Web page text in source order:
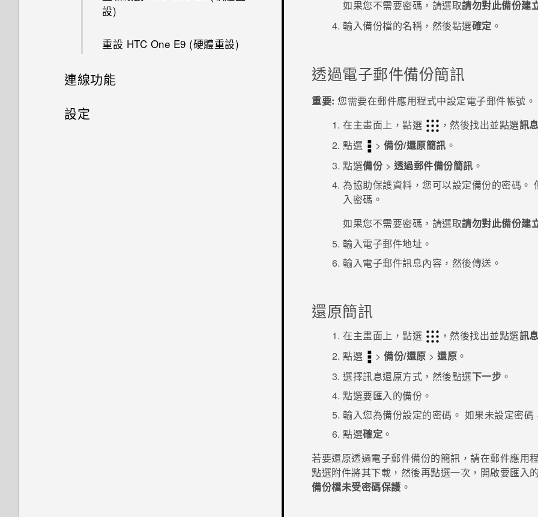
手動切換位置
釘選及取消釘選應用程式
新增應用程式至 HTC Sense 首
主畫面桌布
變更顯示字型
啟動列
魔法幻境
魔法變臉
上傳相片和影片至 Google 雲端
雲端硬碟
設)
重設 HTC One E9‍ (硬體重設)
連線功能
網際網路連線
設定
如果您不需要密碼，請選取請勿對此備份建
輸入備份檔的名稱，然後點選確定 。
透過電子郵件備份簡訊
重要: 您需要在郵件應用程式中設定電子郵件帳號。
在主畫面上，點選 ，然後找出並點選訊息
點選
>備份/還原簡訊 。
點選備份 > 透過郵件備份簡訊 。
為協助保護資料，您可以設定備份的密碼。
入密碼。
如果您不需要密碼，請選取請勿對此備份建
輸入電子郵件地址。
輸入電子郵件訊息內容，然後傳送。
還原簡訊
在主畫面上，點選 ，然後找出並點選訊息
點選
>備份/還原 >還原 。
選擇訊息還原方式，然後點選下一步 。
點選要匯入的備份。
輸入您為備份設定的密碼。 如果未設定密碼
點選確定 。
若要還原透過電子郵件備份的簡訊，請在郵件應用
點選附件將其下載，然後再點選一次，開啟要匯入
備份檔未受密碼保護 。